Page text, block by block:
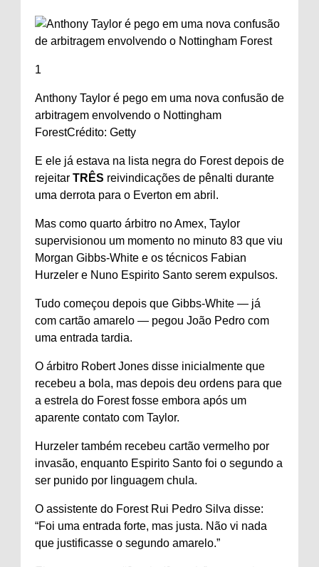
1
Anthony Taylor é pego em uma nova confusão de
arbitragem envolvendo o Nottingham
ForestCrédito: Getty
E ele já estava na lista negra do Forest depois de
rejeitar TRÊS reivindicações de pênalti durante
uma derrota para o Everton em abril.
Mas como quarto árbitro no Amex, Taylor
supervisionou um momento no minuto 83 que viu
Morgan Gibbs-White e os técnicos Fabian
Hurzeler e Nuno Espirito Santo serem expulsos.
Tudo começou depois que Gibbs-White — já
com cartão amarelo — pegou João Pedro com
uma entrada tardia.
O árbitro Robert Jones disse inicialmente que
recebeu a bola, mas depois deu ordens para que
a estrela do Forest fosse embora após um
aparente contato com Taylor.
Hurzeler também recebeu cartão vermelho por
invasão, enquanto Espirito Santo foi o segundo a
ser punido por linguagem chula.
O assistente do Forest Rui Pedro Silva disse:
“Foi uma entrada forte, mas justa. Não vi nada
que justificasse o segundo amarelo.”